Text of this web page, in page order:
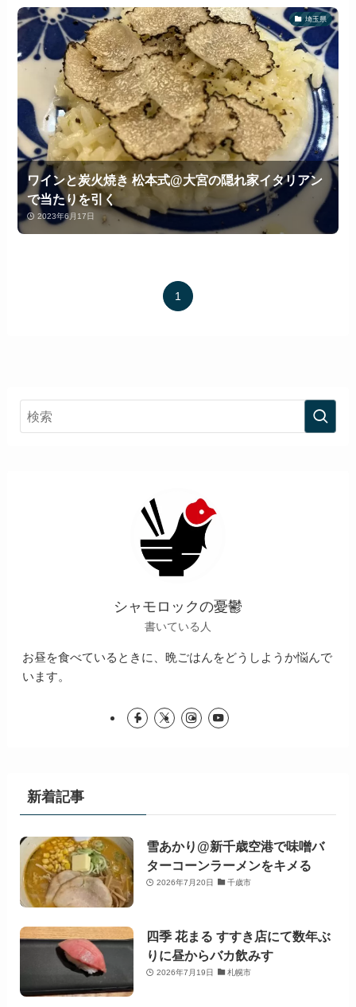
埼玉県
ワインと炭火焼き 松本式@大宮の隠れ家イタリアン
で当たりを引く
2023年6月17日
1
シャモロックの憂鬱
書いている人
お昼を食べているときに、晩ごはんをどうしようか悩んで
います。
新着記事
雪あかり@新千歳空港で味噌バ
ターコーンラーメンをキメる
2026年7月20日 千歳市
四季 花まる すすき店にて数年ぶ
りに昼からバカ飲みす
2026年7月19日 札幌市